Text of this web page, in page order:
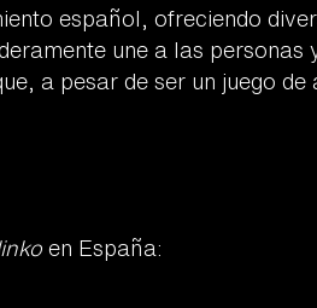
español, ofreciendo
une a las
a pesar de ser un juego
en España: